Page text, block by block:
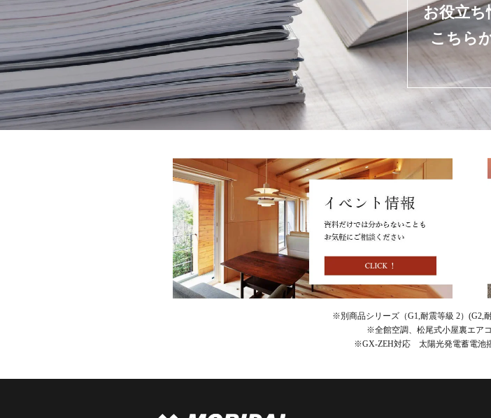
お役立ち
こちら
※別商品シリーズ（G1,耐震等級 2）(G2,
※全館空調、松尾式小屋裏エア
※GX-ZEH対応 太陽光発電蓄電池